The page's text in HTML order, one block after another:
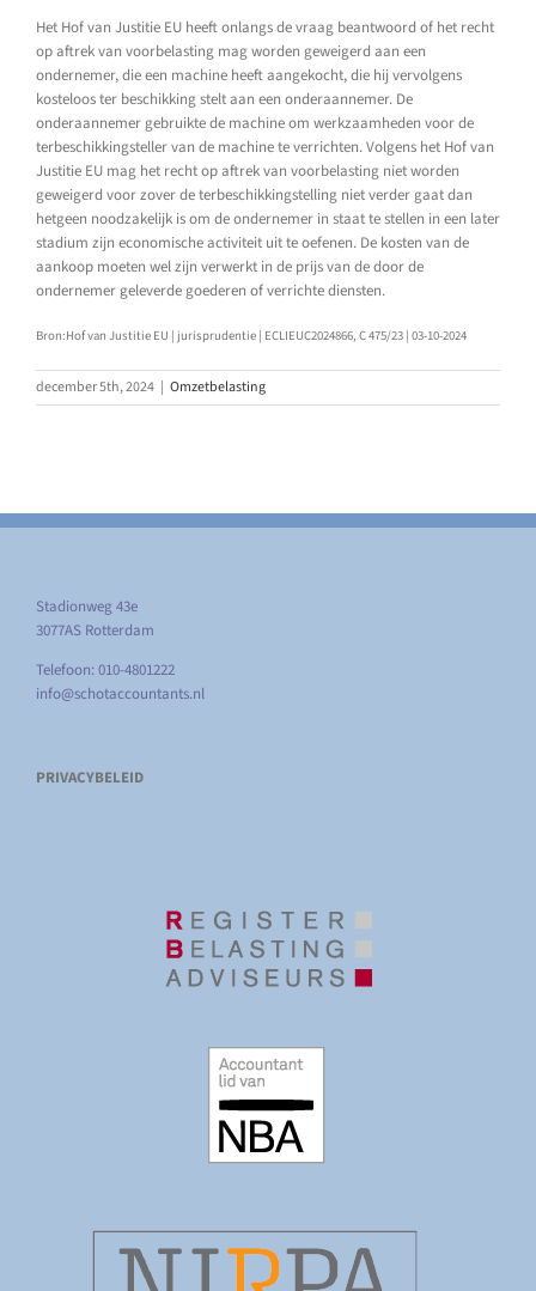
Het Hof van Justitie EU heeft onlangs de vraag beantwoord of het recht
op aftrek van voorbelasting mag worden geweigerd aan een
ondernemer, die een machine heeft aangekocht, die hij vervolgens
kosteloos ter beschikking stelt aan een onderaannemer. De
onderaannemer gebruikte de machine om werkzaamheden voor de
terbeschikkingsteller van de machine te verrichten. Volgens het Hof van
Justitie EU mag het recht op aftrek van voorbelasting niet worden
geweigerd voor zover de terbeschikkingstelling niet verder gaat dan
hetgeen noodzakelijk is om de ondernemer in staat te stellen in een later
stadium zijn economische activiteit uit te oefenen. De kosten van de
aankoop moeten wel zijn verwerkt in de prijs van de door de
ondernemer geleverde goederen of verrichte diensten.
Bron:Hof van Justitie EU | jurisprudentie | ECLIEUC2024866, C 475/23 | 03-10-2024
december 5th, 2024 | Omzetbelasting
Stadionweg 43e
3077AS Rotterdam
Telefoon: 010-4801222
info@schotaccountants.nl
PRIVACYBELEID